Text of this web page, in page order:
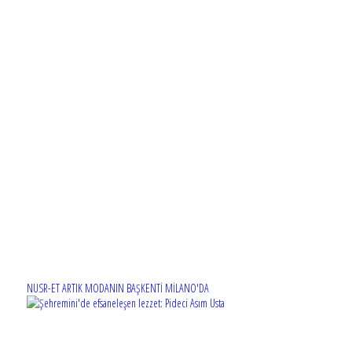
NUSR-ET ARTIK MODANIN BAŞKENTİ MİLANO'DA